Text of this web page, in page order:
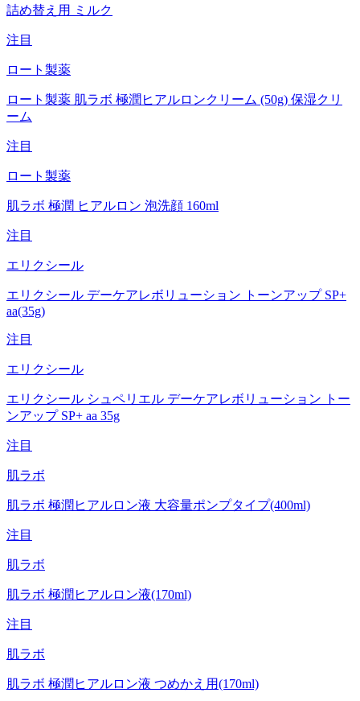
詰め替え用 ミルク
注目
ロート製薬
ロート製薬 肌ラボ 極潤ヒアルロンクリーム (50g) 保湿クリ
ーム
注目
ロート製薬
肌ラボ 極潤 ヒアルロン 泡洗顔 160ml
注目
エリクシール
エリクシール デーケアレボリューション トーンアップ SP+
aa(35g)
注目
エリクシール
エリクシール シュペリエル デーケアレボリューション トー
ンアップ SP+ aa 35g
注目
肌ラボ
肌ラボ 極潤ヒアルロン液 大容量ポンプタイプ(400ml)
注目
肌ラボ
肌ラボ 極潤ヒアルロン液(170ml)
注目
肌ラボ
肌ラボ 極潤ヒアルロン液 つめかえ用(170ml)